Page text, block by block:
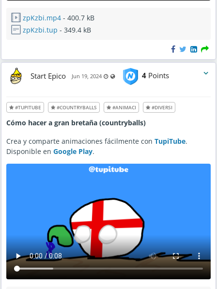
zpKzbi.mp4 - 400.7 kB
zpKzbi.tup - 349.4 kB
Start Epico Jun 19, 2024 Last updated Jun 19, 2024 - 5:39 PM
Visible also to unregistered users
4 Points
#TUPITUBE #COUNTRYBALLS #ANIMACI #DIVERSI
Cómo hacer a gran bretaña (countryballs)
Crea y comparte animaciones fácilmente con TupiTube.
Disponible en Google Play.